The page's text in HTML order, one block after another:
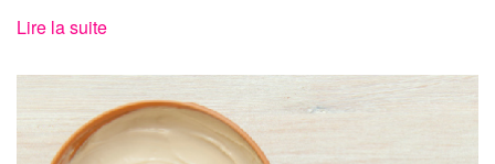
Lire la suite